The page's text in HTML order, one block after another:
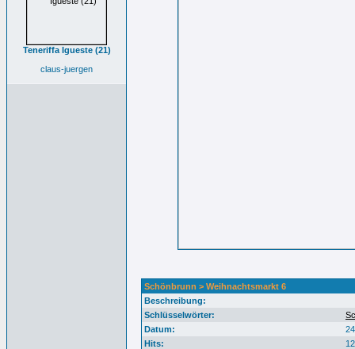
Teneriffa Igueste (21)
claus-juergen
Schönbrunn > Weihnachtsmarkt 6
Beschreibung:
Schlüsselwörter:
Datum:
Hits: